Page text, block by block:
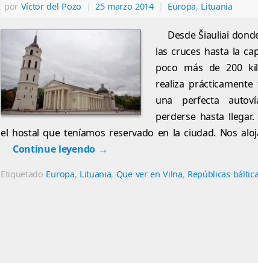
por Víctor del Pozo 25 marzo 2014 Europa, Lituania
Desde Šiauliai
las cruces hasta la
poco más de 200
realiza
una perfecta
perderse hasta
el hostal que teníamos reservado en la ciudad. Nos
Continue leyendo →
Etiquetado Europa, Lituania, Que ver en Vilna, Repúblicas